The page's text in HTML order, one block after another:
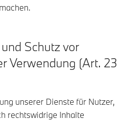
Schutz vor
Verwendung (Art. 23
unserer Dienste für Nutzer,
rechtswidrige Inhalte